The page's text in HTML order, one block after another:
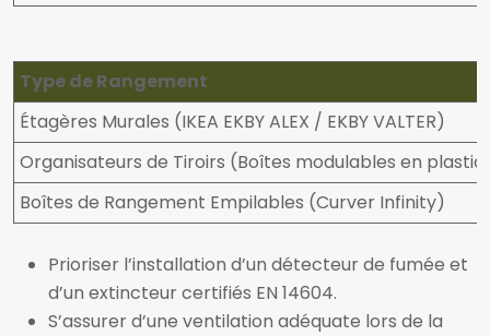
Type de Rangement
Étagères Murales (IKEA EKBY ALEX / EKBY VALTER)
Organisateurs de Tiroirs (Boîtes modulables en
Boîtes de Rangement Empilables (Curver Infinity)
Prioriser l’installation d’un détecteur de fumée et
d’un extincteur certifiés EN 14604.
S’assurer d’une ventilation adéquate lors de la